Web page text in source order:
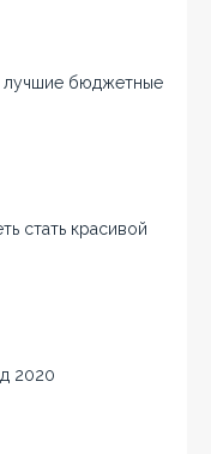
лучшие бюджетные
стать красивой
2020